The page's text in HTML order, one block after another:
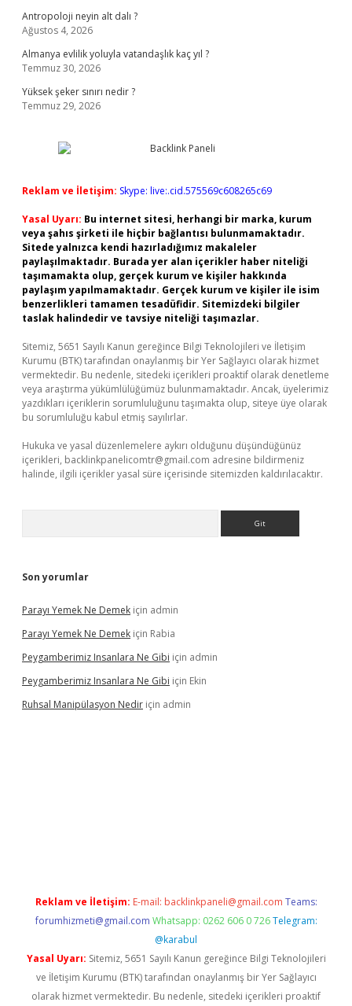
Antropoloji neyin alt dalı ?
Ağustos 4, 2026
Almanya evlilik yoluyla vatandaşlık kaç yıl ?
Temmuz 30, 2026
Yüksek şeker sınırı nedir ?
Temmuz 29, 2026
Reklam ve İletişim: Skype: live:.cid.575569c608265c69
Yasal Uyarı: Bu internet sitesi, herhangi bir marka, kurum
veya şahıs şirketi ile hiçbir bağlantısı bulunmamaktadır.
Sitede yalnızca kendi hazırladığımız makaleler
paylaşılmaktadır. Burada yer alan içerikler haber niteliği
taşımamakta olup, gerçek kurum ve kişiler hakkında
paylaşım yapılmamaktadır. Gerçek kurum ve kişiler ile isim
benzerlikleri tamamen tesadüfidir. Sitemizdeki bilgiler
taslak halindedir ve tavsiye niteliği taşımazlar.
Sitemiz, 5651 Sayılı Kanun gereğince Bilgi Teknolojileri ve İletişim
Kurumu (BTK) tarafından onaylanmış bir Yer Sağlayıcı olarak hizmet
vermektedir. Bu nedenle, sitedeki içerikleri proaktif olarak denetleme
veya araştırma yükümlülüğümüz bulunmamaktadır. Ancak, üyelerimiz
yazdıkları içeriklerin sorumluluğunu taşımakta olup, siteye üye olarak
bu sorumluluğu kabul etmiş sayılırlar.
Hukuka ve yasal düzenlemelere aykırı olduğunu düşündüğünüz
içerikleri, backlinkpanelicomtr@gmail.com adresine bildirmeniz
halinde, ilgili içerikler yasal süre içerisinde sitemizden kaldırılacaktır.
Son yorumlar
Parayı Yemek Ne Demek için admin
Parayı Yemek Ne Demek için Rabia
Peygamberimiz Insanlara Ne Gibi için admin
Peygamberimiz Insanlara Ne Gibi için Ekin
Ruhsal Manipülasyon Nedir için admin
Reklam ve İletişim: E-mail: backlinkpaneli@gmail.com Teams:
forumhizmeti@gmail.com Whatsapp: 0262 606 0 726 Telegram:
@karabul
Yasal Uyarı: Sitemiz, 5651 Sayılı Kanun gereğince Bilgi Teknolojileri
ve İletişim Kurumu (BTK) tarafından onaylanmış bir Yer Sağlayıcı
olarak hizmet vermektedir. Bu nedenle, sitedeki içerikleri proaktif